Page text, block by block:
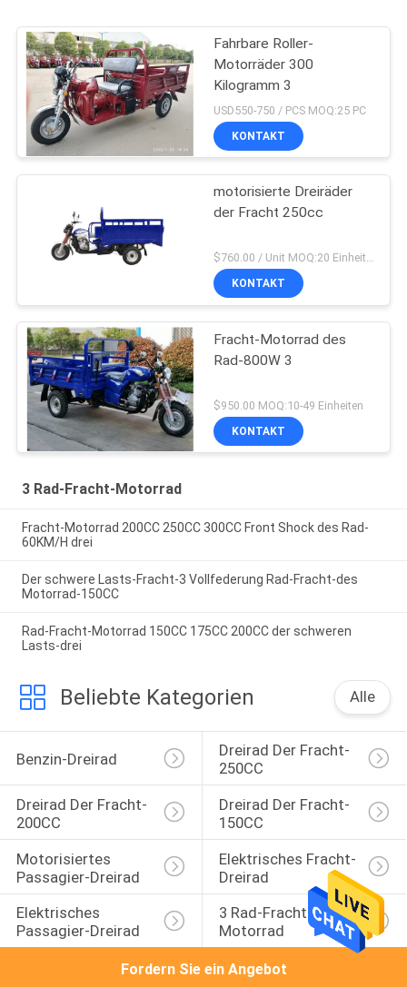
Fahrbare Roller-
Motorräder 300
Kilogramm 3
USD550-750 / PCS MOQ:25 PC
KONTAKT
motorisierte Dreiräder
der Fracht 250cc
$760.00 / Unit MOQ:20 Einheiten
KONTAKT
Fracht-Motorrad des
Rad-800W 3
$950.00 MOQ:10-49 Einheiten
KONTAKT
3 Rad-Fracht-Motorrad
Fracht-Motorrad 200CC 250CC 300CC Front Shock des Rad-
60KM/H drei
Der schwere Lasts-Fracht-3 Vollfederung Rad-Fracht-des
Motorrad-150CC
Rad-Fracht-Motorrad 150CC 175CC 200CC der schweren
Lasts-drei
Beliebte Kategorien Alle
Benzin-Dreirad
Dreirad Der Fracht-
250CC
Dreirad Der Fracht-
200CC
Dreirad Der Fracht-
150CC
Motorisiertes
Passagier-Dreirad
Elektrisches Fracht-
Dreirad
Elektrisches
Passagier-Dreirad
3 Rad-Fracht-
Motorrad
Fordern Sie ein Angebot